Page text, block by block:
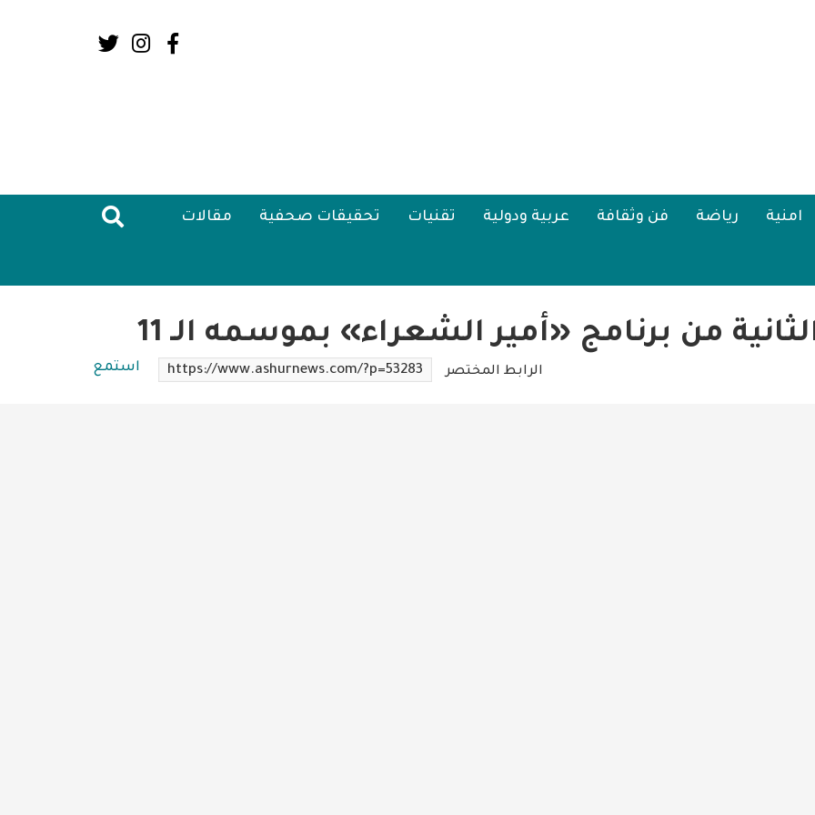
Social
امنية رياضة فن وثقافة عربية ودولية تقنيات تحقيقات صحفية مقالات
من برنامج «أمير الشعراء» بموسمه الـ 11
استمع الرابط المختصر https://www.ashurnews.com/?p=53283